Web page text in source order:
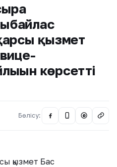
қызмет
көрсетті
Бөлісу: @
қызмет Бас